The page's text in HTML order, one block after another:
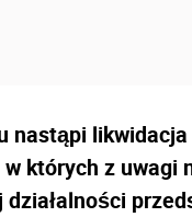
nastąpi
których z uwagi
działalności